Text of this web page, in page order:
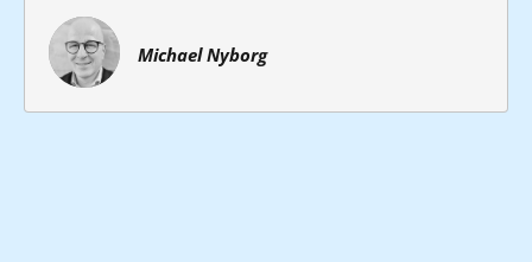
Michael Nyborg